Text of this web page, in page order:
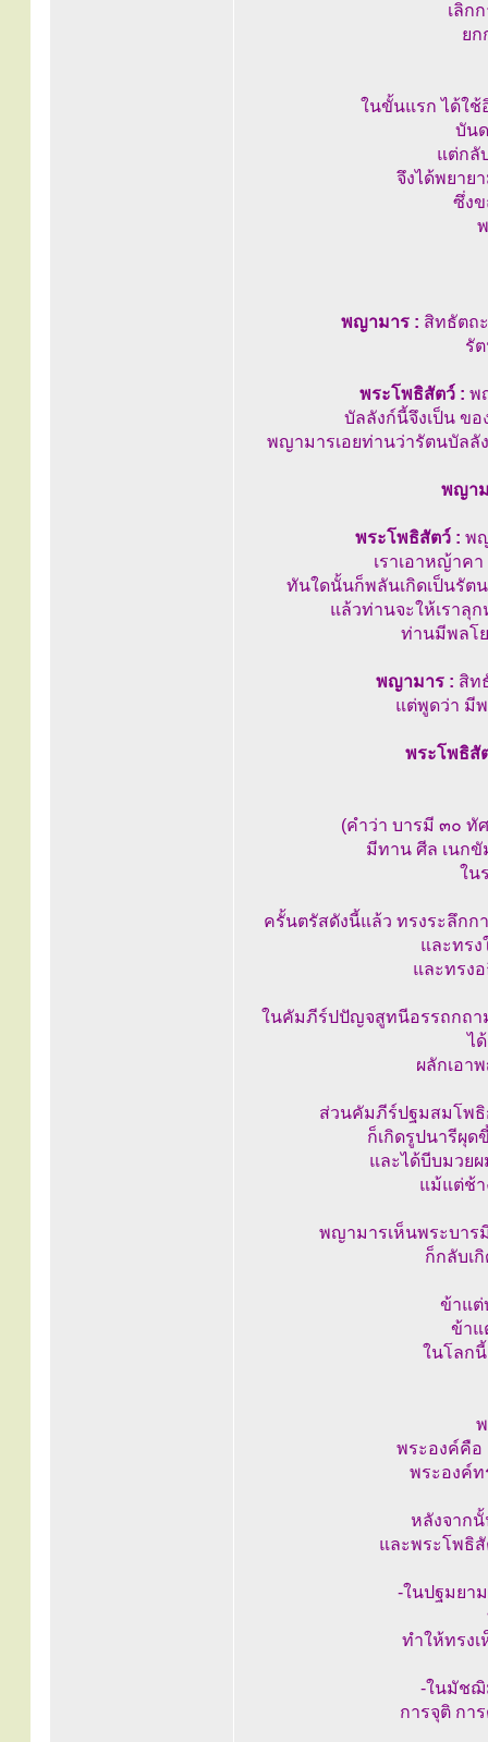
เลิก
ยก
ในขั้นแรก ได้ใ
บัน
แต่กลั
จึงได้พยาย
ซึ่ง
พญามาร : สิทธัตถ
รั
พระโพธิสัตว์ : พ
บัลลังก์นี้จึงเป็น ข
พญามารเอยท่านว่ารัตนบัลลั
พญา
พระโพธิสัตว์ : พ
เราเอาหญ้าค
ทันใดนั้นก็พลันเกิดเป็นรัต
แล้วท่านจะให้เราลุ
ท่านมีพลโย
พญามาร : สิท
แต่พูดว่า มี
พระโพธิสั
(คำว่า บารมี ๓๐ ทั
มีทาน ศีล เนกขั
ใน
ครั้นตรัสดังนี้แล้ว ทรงระลึก
และทร
และทรง
ในคัมภีร์ปปัญจสูทนีอรรถกถา
ไ
ผลักเอา
ส่วนคัมภีร์ปฐมสมโพธิ
ก็เกิดรูปนารีผุ
และได้บีบมวย
แม้แต่ช้า
พญามารเห็นพระบาร
ก็กลับเ
ข้าแต่
ข้าแ
ในโลก
พระองค์คือ
พระองค์ท
หลังจาก
และพระโพธิ
-ในปฐมยา
ทำให้ทรง
-ในมัชฌิ
การจุติ กา